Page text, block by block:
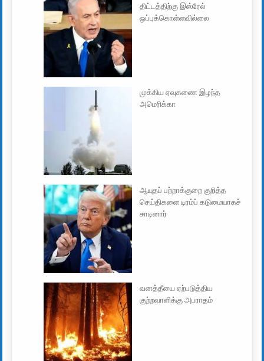
திட்டத்திற்கு இஸ்ரேல்
ஒப்புக்கொள்ளவில்லை
முக்கிய ஏவுகணை இழந்த
அமெரிக்கா
ஆயுதப் பற்றாக்குறை குறித்த
செய்திகளை டிரம்ப் கடுமையாகச்
சாடினார்
வனத்தீயை ஏற்படுத்திய
குற்றவாளிக்கு அபராதம்